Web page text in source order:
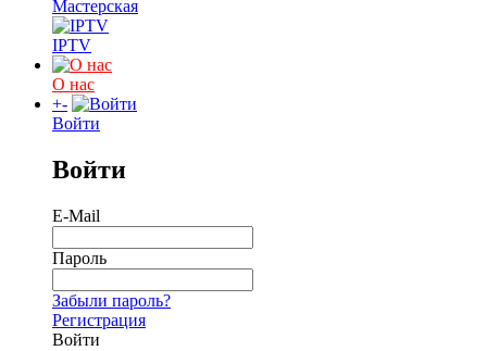
Мастерская
IPTV
О нас
+-
Войти
Войти
E-Mail
Пароль
Забыли пароль?
Регистрация
Войти